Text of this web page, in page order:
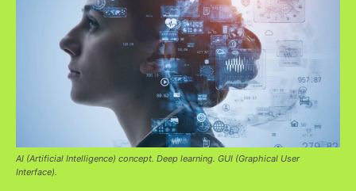
AI (Artificial Intelligence) concept. Deep learning. GUI (Graphical User
Interface).